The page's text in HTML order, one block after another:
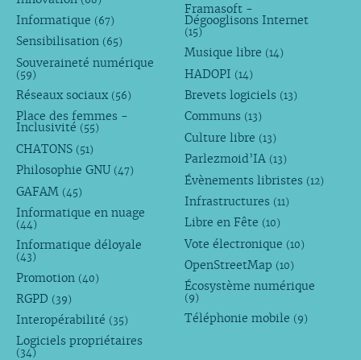
Informatique (67)
Sensibilisation (65)
Souveraineté numérique
(59)
Réseaux sociaux (56)
Place des femmes -
Inclusivité (55)
CHATONS (51)
Philosophie GNU (47)
GAFAM (45)
Informatique en nuage
(44)
Informatique déloyale
(43)
Promotion (40)
RGPD (39)
Interopérabilité (35)
Logiciels propriétaires
(34)
Framasoft -
Dégooglisons Internet
(15)
Musique libre (14)
HADOPI (14)
Brevets logiciels (13)
Communs (13)
Culture libre (13)
Parlezmoid’IA (13)
Évènements libristes (12)
Infrastructures (11)
Libre en Fête (10)
Vote électronique (10)
OpenStreetMap (10)
Écosystème numérique
(9)
Téléphonie mobile (9)